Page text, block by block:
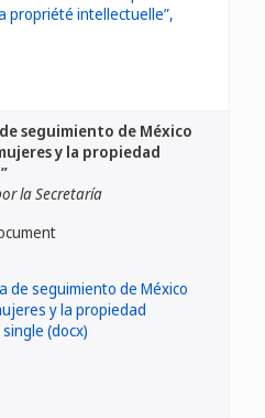
seguimiento de México
y la propiedad
la Secretaría